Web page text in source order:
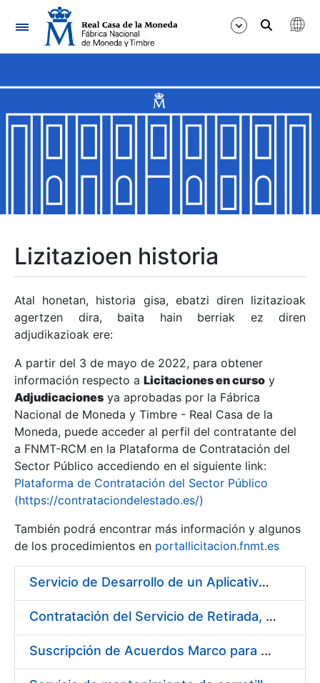
Nabigazioa
Erakutsi/Ezkutatu
Erakutsi/Ezkutatu
Erakutsi/Ezkutatu
Erakutsi/Ezkutatu
Erakutsi/Ezkutatu
Erakutsi/Ezkutatu
Erakutsi/Ezkutatu
Erakutsi/Ezkutatu
Lizitazioen historia
Atal honetan, historia gisa, ebatzi diren lizitazioak
agertzen dira, baita hain berriak ez diren
adjudikazioak ere:
A partir del 3 de mayo de 2022, para obtener
información respecto a Licitaciones en curso y
Adjudicaciones ya aprobadas por la Fábrica
Nacional de Moneda y Timbre - Real Casa de la
Moneda, puede acceder al perfil del contratante del
a FNMT-RCM en la Plataforma de Contratación del
Sector Público accediendo en el siguiente link:
Plataforma de Contratación del Sector Público
(https://contrataciondelestado.es/)
También podrá encontrar más información y algunos
de los procedimientos en portallicitacion.fnmt.es
Servicio de Desarrollo de un Aplicativo para la Generación de Claves
Contratación del Servicio de Retirada, Transporte y Gestión de Briquetas en Fábrica de Papel de Burgos
Suscripción de Acuerdos Marco para el Suministro de Material de Electrónica e Informática